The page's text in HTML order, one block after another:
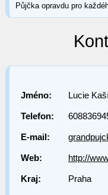
Půjčka opravdu pro
Jméno: Lucie
Telefon:
E-mail:
Web: http://
Kraj: Praha